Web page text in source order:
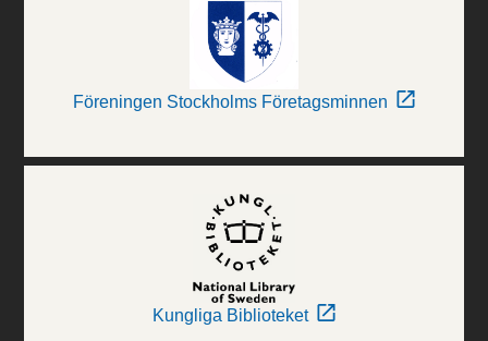
Föreningen Stockholms Företagsminnen
Kungliga Biblioteket